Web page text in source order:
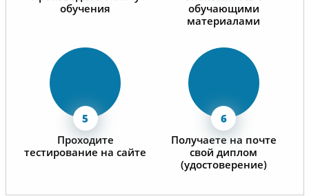
обучения
обучающими
материалами
Проходите
тестирование на сайте
Получаете на почте
свой диплом
(удостоверение)